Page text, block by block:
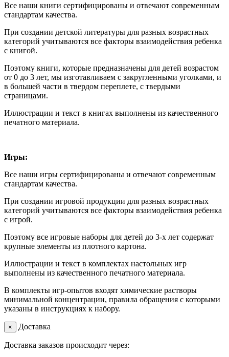
Все наши книги сертифицированы и отвечают современным
стандартам качества.
При создании детской литературы для разных возрастных
категорий учитываются все факторы взаимодействия ребенка
с книгой.
Поэтому книги, которые предназначены для детей возрастом
от 0 до 3 лет, мы изготавливаем с закругленными уголками, и
в большей части в твердом переплете, с твердыми
страницами.
Иллюстрации и текст в книгах выполнены из качественного
печатного материала.
Игры:
Все наши игры сертифицированы и отвечают современным
стандартам качества.
При создании игровой продукции для разных возрастных
категорий учитываются все факторы взаимодействия ребенка
с игрой.
Поэтому все игровые наборы для детей до 3-х лет содержат
крупные элементы из плотного картона.
Иллюстрации и текст в комплектах настольных игр
выполнены из качественного печатного материала.
В комплекты игр-опытов входят химические растворы
минимальной концентрации, правила обращения с которыми
указаны в инструкциях к набору.
× Доставка
Доставка заказов происходит через: